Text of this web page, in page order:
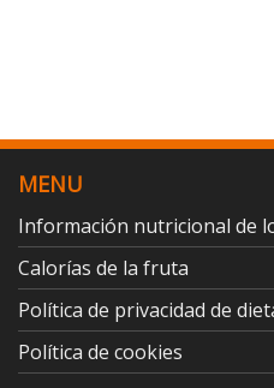
MENU
Información nutricional de
Calorías de la fruta
Política de privacidad de
Política de cookies